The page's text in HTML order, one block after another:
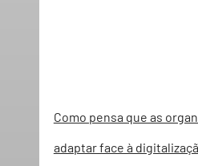
Como pensa que as
adaptar face à